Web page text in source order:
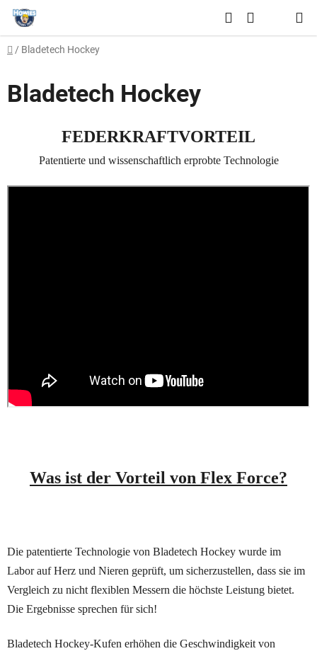
Zum
Inhalt
springen
Suchen
Startseite
/ Bladetech Hockey
Bladetech Hockey
FEDERKRAFTVORTEIL
Patentierte und wissenschaftlich erprobte Technologie
Was ist der Vorteil von Flex Force?
Die patentierte Technologie von Bladetech Hockey wurde im
Labor auf Herz und Nieren geprüft, um sicherzustellen, dass sie im
Vergleich zu nicht flexiblen Messern die höchste Leistung bietet.
Die Ergebnisse sprechen für sich!
Bladetech Hockey-Kufen erhöhen die Geschwindigkeit von